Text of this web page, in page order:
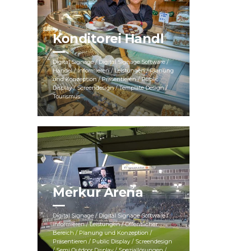
Konditorei Handl
Digital Signage / Digital Signage Software /
Handel / Informieren / Leistungen / Planung
und Konzeption / Präsentieren / Public
Display / Screendesign / Template Design /
Tourismus
Merkur Arena
Digital Signage / Digital Signage Software /
Informieren / Leistungen / Öffentlicher
Bereich / Planung und Konzeption /
Präsentieren / Public Display / Screendesign